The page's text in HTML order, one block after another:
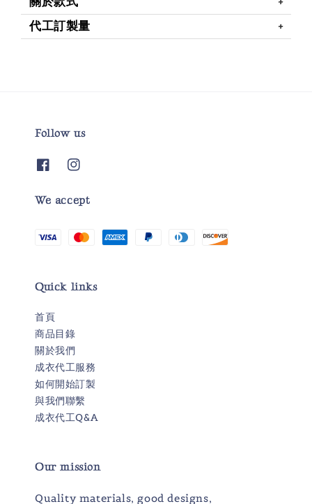
代工訂製量
Follow us
We accept
Quick links
首頁
商品目錄
關於我們
成衣代工服務
如何開始訂製
與我們聯繫
成衣代工Q&A
Our mission
Quality materials, good designs,